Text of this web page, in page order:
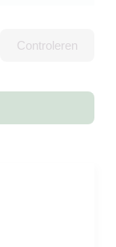
Controleren